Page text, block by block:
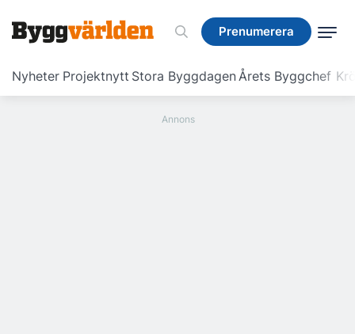
Prenumerera
Nyheter Projektnytt Stora ByggdagenÅrets Byggchef
Prenumerera